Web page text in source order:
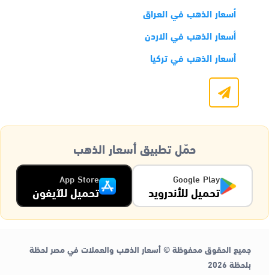
أسعار الذهب في العراق
أسعار الذهب في الاردن
أسعار الذهب في تركيا
حمّل تطبيق أسعار الذهب
Google Play
تحميل للأندرويد
App Store
تحميل للآيفون
جميع الحقوق محفوظة © أسعار الذهب والعملات في مصر لحظة
بلحظة 2026